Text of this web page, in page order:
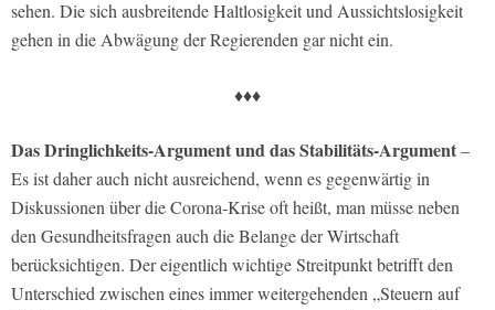
sehen. Die sich ausbreitende Haltlosigkeit und Aussichtslosigkeit
gehen in die Abwägung der Regierenden gar nicht ein.
♦♦♦
Das Dringlichkeits-Argument und das Stabilitäts-Argument–
Es ist daher auch nicht ausreichend, wenn es gegenwärtig in
Diskussionen über die Corona-Krise oft heißt, man müsse neben
den Gesundheitsfragen auch die Belange der Wirtschaft
berücksichtigen. Der eigentlich wichtige Streitpunkt betrifft den
Unterschied zwischen eines immer weitergehenden „Steuern auf